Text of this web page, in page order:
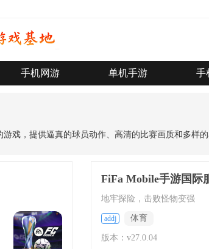
手机网游 单机手游 手
游戏，提供逼真的球员动作、高清的比赛画质和多
FiFa Mobile手游国际
地牢探险，击败怪物变强
addj 体育
版本：v27.0.04